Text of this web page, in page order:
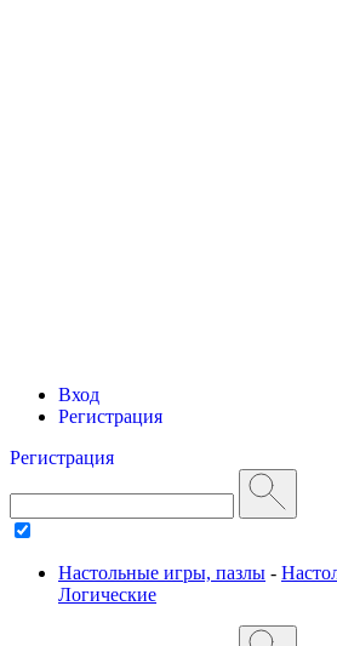
Вход
Регистрация
Регистрация
Настольные игры, пазлы -
Логические